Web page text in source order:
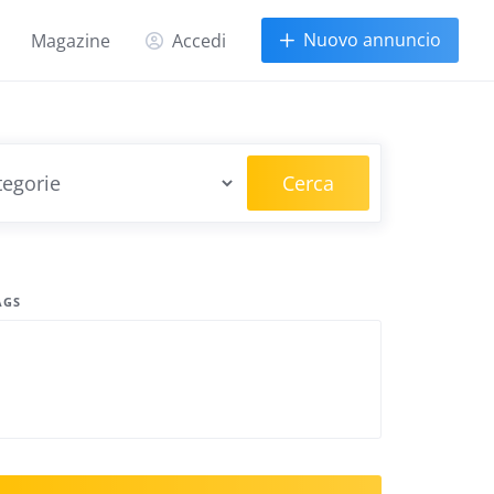
Magazine Accedi Nuovo annuncio
Cerca